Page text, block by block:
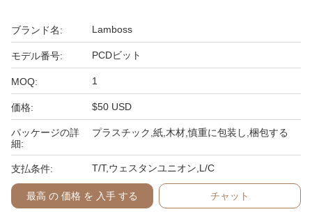
ブランド名: Lamboss
モデル番号: PCDビット
MOQ: 1
価格: $50 USD
パッケージの詳
細:
プラスチック,紙,木材,慎重に包装し,梱包する
支払条件: T/T,ウェスタンユニオン,L/C
最高 の 価格 を 入手 する チャット